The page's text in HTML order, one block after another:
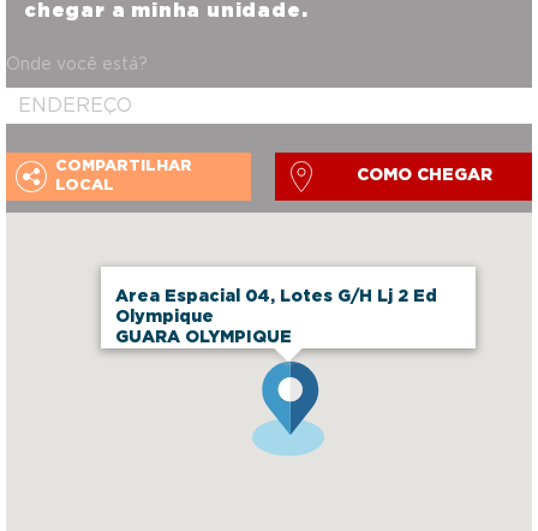
Area Espacial 04, Lotes G/H Lj 2 Ed
Olympique
GUARA OLYMPIQUE
chegar a minha unidade.
Onde você está?
COMPARTILHAR
LOCAL
COMO CHEGAR